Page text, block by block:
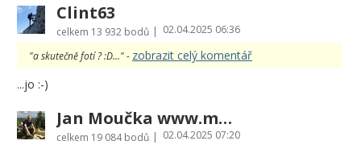
Clint63
celkem 13 932 bodů | 02.04.2025 06:36
"a skutečně fotí ? :D..." - zobrazit celý komentář
...jo :-)
Jan Moučka www.moucka.cz
celkem 19 084 bodů | 02.04.2025 07:20